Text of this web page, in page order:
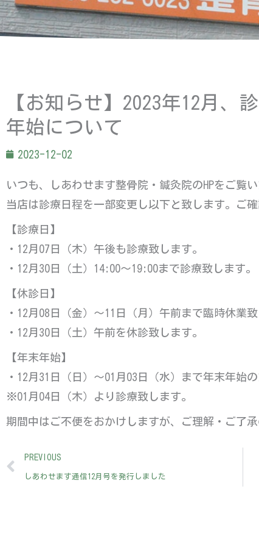
【お知らせ】2023年12月、
年始について
2023-12-02
いつも、しあわせます整骨院・鍼灸院のHPをご覧
当店は診療日程を一部変更し以下と致します。ご
【診療日】
・12月07日（木）午後も診療致します。
・12月30日（土）14:00～19:00まで診療致します。
【休診日】
・12月08日（金）～11日（月）午前まで臨時休業致
・12月30日（土）午前を休診致します。
【年末年始】
・12月31日（日）～01月03日（水）まで年末年始
※01月04日（木）より診療致します。
期間中はご不便をおかけしますが、ご理解・ご了
PrevPREVIOUS
しあわせます通信12月号を発行しました